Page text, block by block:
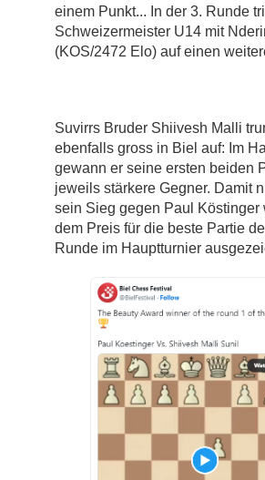
einem Punkt... In der 3. Runde
Schweizermeister U14 mit
(KOS/2472 Elo) auf einen
Suvirrs Bruder Shiivesh Malli
ebenfalls gross in Biel auf: Im
gewann er seine ersten beiden
jeweils stärkere Gegner. Damit
sein Sieg gegen Paul Köstinger
dem Preis für die beste Partie
Runde im Hauptturnier